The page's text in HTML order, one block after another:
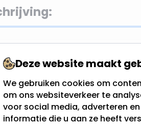
blauw zwart
cm
met cadeautjeis
je kunt zien heeft de notenkraker
gouden voetstuk.
Deze website maakt
We gebruiken cookies om
om ons websiteverkeer te
voor social media, adverteren
informatie die u aan ze heeft